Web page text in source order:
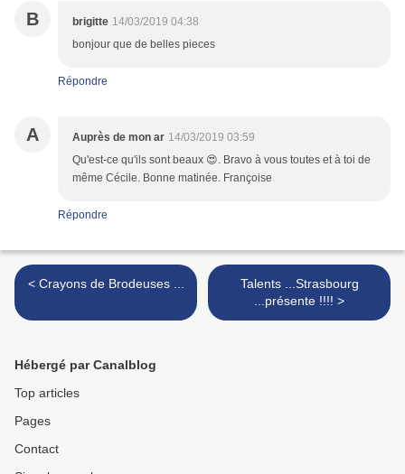
B brigitte 14/03/2019 04:38
bonjour que de belles pieces
Répondre
A Auprès de mon ar 14/03/2019 03:59
Qu'est-ce qu'ils sont beaux 😍. Bravo à vous toutes et à toi de
même Cécile. Bonne matinée. Françoise
Répondre
< Crayons de Brodeuses ...
Talents ...Strasbourg
...présente !!!! >
Hébergé par Canalblog
Top articles
Pages
Contact